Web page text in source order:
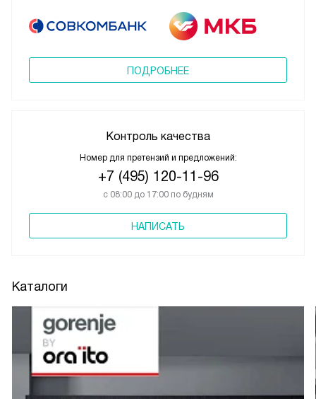
ПОДРОБНЕЕ
Контроль качества
Номер для претензий и предложений:
+7 (495) 120-11-96
с 08:00 до 17:00 по будням
НАПИСАТЬ
Каталоги